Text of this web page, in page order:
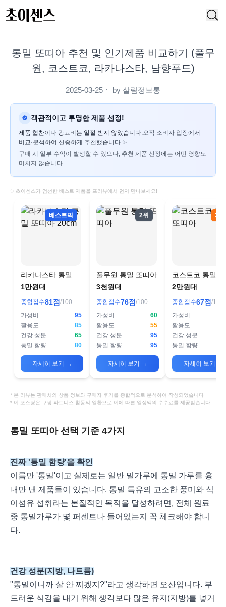
통밀 또띠아 추천 및 인기제품 비교하기 (풀무
원, 코스트코, 라카나스타, 남향푸드)
2025-03-25 ㆍ by 살림정보통
객관적이고 투명한 제품 선정!
제품 협찬이나 광고비는 일절 받지 않았습니다.오직 소비자 입장에서
비교·분석하여 신중하게 추천했습니다.✨
구매 시 일부 수익이 발생할 수 있으나, 추천 제품 선정에는 어떤 영향도
미치지 않습니다.
✨ 초이센스가 엄선한 베스트 제품을 프리뷰에서 먼저 만나보세요!
베스트픽
라카나스타 통밀 또
띠아 20cm
1만원대
종합점수81점 /100
가성비
95
활용도
85
건강 성분
65
통밀 함량
80
자세히 보기 →
2위
풀무원 통밀 또띠아
3천원대
종합점수76점 /100
가성비
60
활용도
55
건강 성분
95
통밀 함량
95
자세히 보기 →
3위
코스트코 통밀
아
2만원대
종합점수67점 /100
가성비
활용도
건강 성분
통밀 함량
자세히 보기
* 본 리뷰는 판매처의 상품 정보와 구매자 후기를 종합적으로 분석하여 작성되었습니다
* 이 포스팅은 쿠팡 파트너스 활동의 일환으로 이에 따른 일정액의 수수료를 제공받습니다.
통밀 또띠아 선택 기준 4가지
진짜 '통밀 함량'을 확인
이름만 '통밀'이고 실제로는 일반 밀가루에 통밀 가루를 흉
내만 낸 제품들이 있습니다. 통밀 특유의 고소한 풍미와 식
이섬유 섭취라는 본질적인 목적을 달성하려면, 전체 원료
중 통밀가루가 몇 퍼센트나 들어있는지 꼭 체크해야 합니
다.
건강 성분(지방, 나트륨)
"통밀이니까 살 안 찌겠지?"라고 생각하면 오산입니다. 부
드러운 식감을 내기 위해 생각보다 많은 유지(지방)를 넣거